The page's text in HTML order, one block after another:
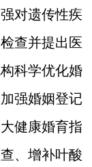
对遗传性疾
查并提出医
科学优化婚
强婚姻登记
健康婚育指
、增补叶酸